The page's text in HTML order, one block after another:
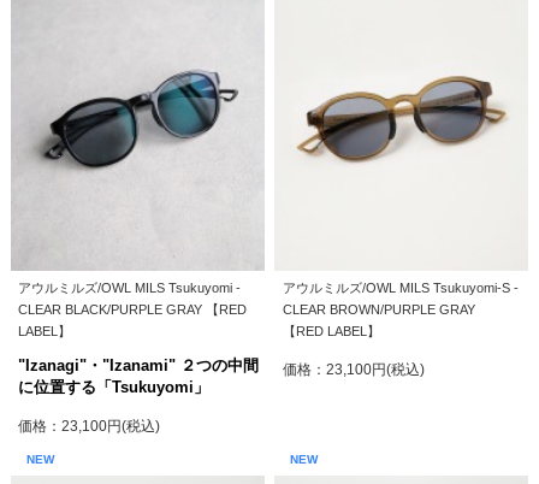
アウルミルズ/OWL MILS Tsukuyomi -
CLEAR BLACK/PURPLE GRAY 【RED
LABEL】
"Izanagi"・"Izanami" ２つの中間
に位置する「Tsukuyomi」
価格：23,100円(税込)
アウルミルズ/OWL MILS Tsukuyomi-S -
CLEAR BROWN/PURPLE GRAY
【RED LABEL】
価格：23,100円(税込)
NEW NEW